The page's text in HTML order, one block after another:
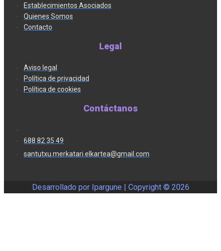
Establecimientos Asociados
Quienes Somos
Contacto
Legal
Aviso legal
Política de privacidad
Política de cookies
Contáctanos
688 82 35 49
santutxu.merkatari.elkartea@gmail.com
Desarrollado por Ipargune | Copyright © 2026